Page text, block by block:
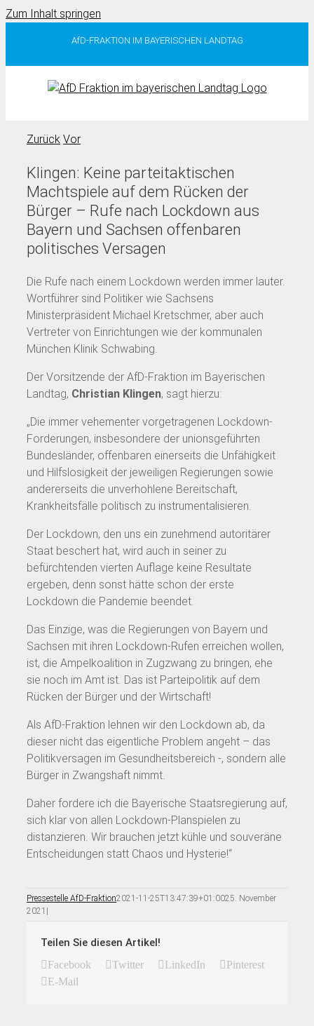
Zum Inhalt springen
AfD-FRAKTION IM BAYERISCHEN LANDTAG
Zurück Vor
Klingen: Keine parteitaktischen
Machtspiele auf dem Rücken der
Bürger – Rufe nach Lockdown aus
Bayern und Sachsen offenbaren
politisches Versagen
Die Rufe nach einem Lockdown werden immer lauter.
Wortführer sind Politiker wie Sachsens
Ministerpräsident Michael Kretschmer, aber auch
Vertreter von Einrichtungen wie der kommunalen
München Klinik Schwabing.
Der Vorsitzende der AfD-Fraktion im Bayerischen
Landtag, Christian Klingen, sagt hierzu:
„Die immer vehementer vorgetragenen Lockdown-
Forderungen, insbesondere der unionsgeführten
Bundesländer, offenbaren einerseits die Unfähigkeit
und Hilfslosigkeit der jeweiligen Regierungen sowie
andererseits die unverhohlene Bereitschaft,
Krankheitsfälle politisch zu instrumentalisieren.
Der Lockdown, den uns ein zunehmend autoritärer
Staat beschert hat, wird auch in seiner zu
befürchtenden vierten Auflage keine Resultate
ergeben, denn sonst hätte schon der erste
Lockdown die Pandemie beendet.
Das Einzige, was die Regierungen von Bayern und
Sachsen mit ihren Lockdown-Rufen erreichen wollen,
ist, die Ampelkoalition in Zugzwang zu bringen, ehe
sie noch im Amt ist. Das ist Parteipolitik auf dem
Rücken der Bürger und der Wirtschaft!
Als AfD-Fraktion lehnen wir den Lockdown ab, da
dieser nicht das eigentliche Problem angeht – das
Politikversagen im Gesundheitsbereich -, sondern alle
Bürger in Zwangshaft nimmt.
Daher fordere ich die Bayerische Staatsregierung auf,
sich klar von allen Lockdown-Planspielen zu
distanzieren. Wir brauchen jetzt kühle und souveräne
Entscheidungen statt Chaos und Hysterie!“
Pressestelle AfD-Fraktion2021-11-25T13:47:39+01:0025. November
2021 |
Teilen Sie diesen Artikel!
Facebook Twitter LinkedIn
Pinterest
E-Mail